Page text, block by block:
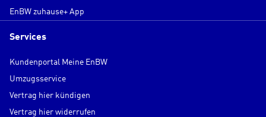
EnBW zuhause+ App
Services
Kundenportal Meine EnBW
Umzugsservice
Vertrag hier kündigen
Vertrag hier widerrufen